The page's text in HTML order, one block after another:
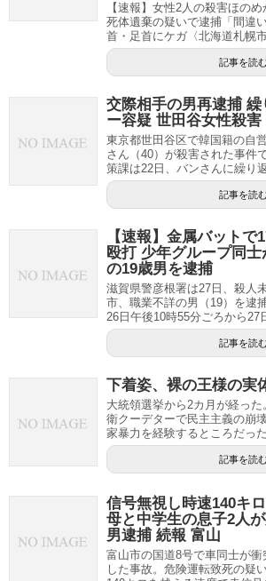
【速報】女性2人の殺害ほの
死体遺棄の疑いで逮捕「間違
首・足首にケガ〈北海道札幌
記事を読
交際相手の男再逮捕 繰
ー容疑 世田谷女性殺害
東京都世田谷区で韓国籍の自
さん（40）が殺害された事件
策課は22日、バンさんに繰り
記事を読
【速報】金属バットで
殴打 少年グループ同
の19歳男を逮捕
滋賀県警彦根署は27日、殺人
市、職業不詳の男（19）を逮
26日午後10時55分ごろから27
記事を読
下着姿、裸の王様の実
大統領選挙から2カ月が経っ
衛クーデターで民主主義の崩
家暴力を経験するところだっ
記事を読
信号無視し時速140キ
母と中学生の息子2人
男逮捕 続報 富山
富山市の国道8号で車同士が
した事故。危険運転致死の疑